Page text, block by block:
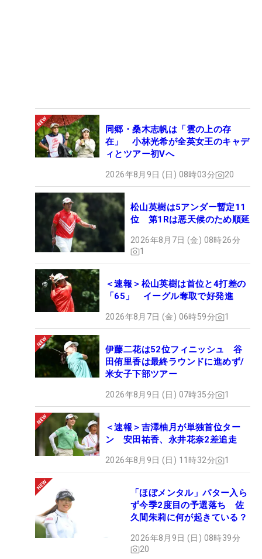
同郷・桑木志帆は「雲の上の存
在」 小林光希が全英女王のキャデ
ィとツアー初Vへ
2026年8月9日 (日) 08時03分 20
松山英樹は5アンダー暫定11
位 第1Rは悪天候のため順延
2026年8月7日 (金) 08時26分
1
＜速報＞松山英樹は首位と4打差の
「65」 イーグル奪取で好発進
2026年8月7日 (金) 06時59分 1
伊藤二花は52位フィニッシュ 谷
田侑里香は最終ラウンドに進めず/
米女子下部ツアー
2026年8月9日 (日) 07時35分 1
＜速報＞吉澤柚月が単独首位ター
ン 安田祐香、永井花奈2差追走
2026年8月9日 (日) 11時32分 1
「ほぼメンタル」パター入ら
ず今季2度目の予選落ち 佐
久間朱莉に何が起きている？
2026年8月9日 (日) 08時39分
20